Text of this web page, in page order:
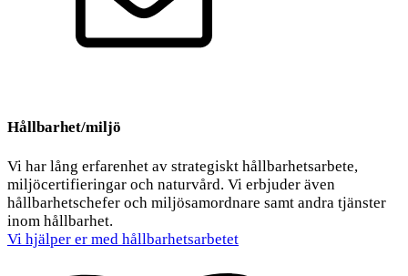
Hållbarhet/miljö
Vi har lång erfarenhet av strategiskt hållbarhetsarbete,
miljöcertifieringar och naturvård. Vi erbjuder även
hållbarhetschefer och miljösamordnare samt andra tjänster
inom hållbarhet.
Vi hjälper er med hållbarhetsarbetet